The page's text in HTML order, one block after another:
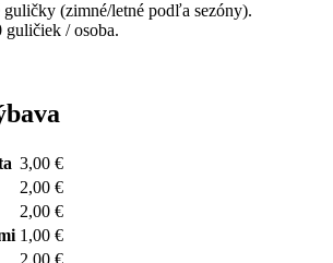
(zimné/letné podľa sezóny).
/ osoba.
3,00 €
2,00 €
2,00 €
1,00 €